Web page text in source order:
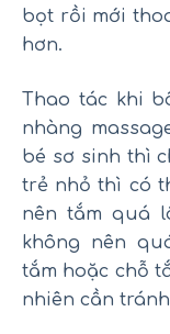
bọt rồi mới
hơn.
Thao tác khi
nhàng
bé sơ sinh thì
trẻ nhỏ thì có
nên tắm quá
không nên
tắm hoặc chỗ
nhiên cần